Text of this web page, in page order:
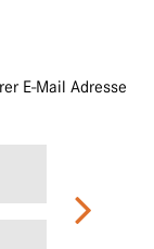
E-Mail Adresse